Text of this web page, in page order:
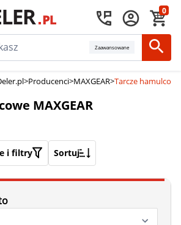
0
Zaawansowane
>Producenci>MAXGEAR>Tarcze
MAXGEAR
i filtry Sortuj